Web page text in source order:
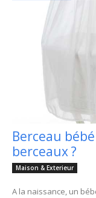
Berceau
berceaux ?
Maison & Exterieur
A la naissance, un